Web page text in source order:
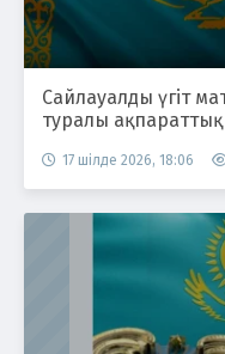
Сайлауалды үгіт
туралы
17 шілде 2026, 18:06